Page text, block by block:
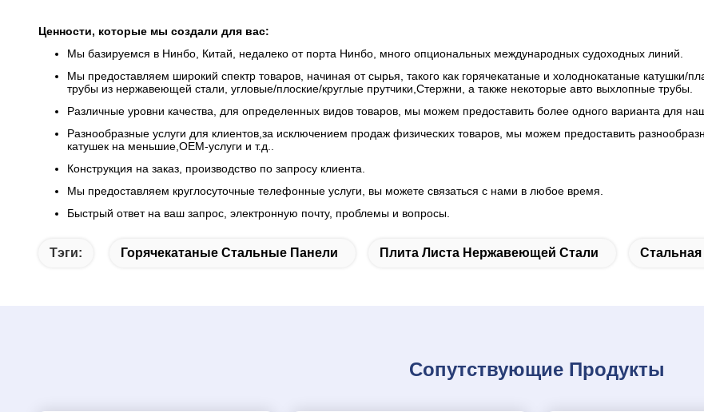
Ценности, которые мы создали для вас:
Мы базируемся в Нинбо, Китай, недалеко от порта Нинбо, много опциональных международных судоходных линий.
Мы предоставляем широкий спектр товаров, начиная от сырья, такого как горячекатаные и холоднокатаные катушки/
трубы из нержавеющей стали, угловые/плоские/круглые прутчики,Стержни, а также некоторые авто выхлопные трубы.
Различные уровни качества, для определенных видов товаров, мы можем предоставить более одного варианта для
Разнообразные услуги для клиентов,за исключением продаж физических товаров, мы можем предоставить
катушек на меньшие,OEM-услуги и т.д..
Конструкция на заказ, производство по запросу клиента.
Мы предоставляем круглосуточные телефонные услуги, вы можете связаться с нами в любое время.
Быстрый ответ на ваш запрос, электронную почту, проблемы и вопросы.
Тэги: Горячекатаные Стальные Панели Плита Листа Нержавеющей Стали
Сопутствующие Продукты